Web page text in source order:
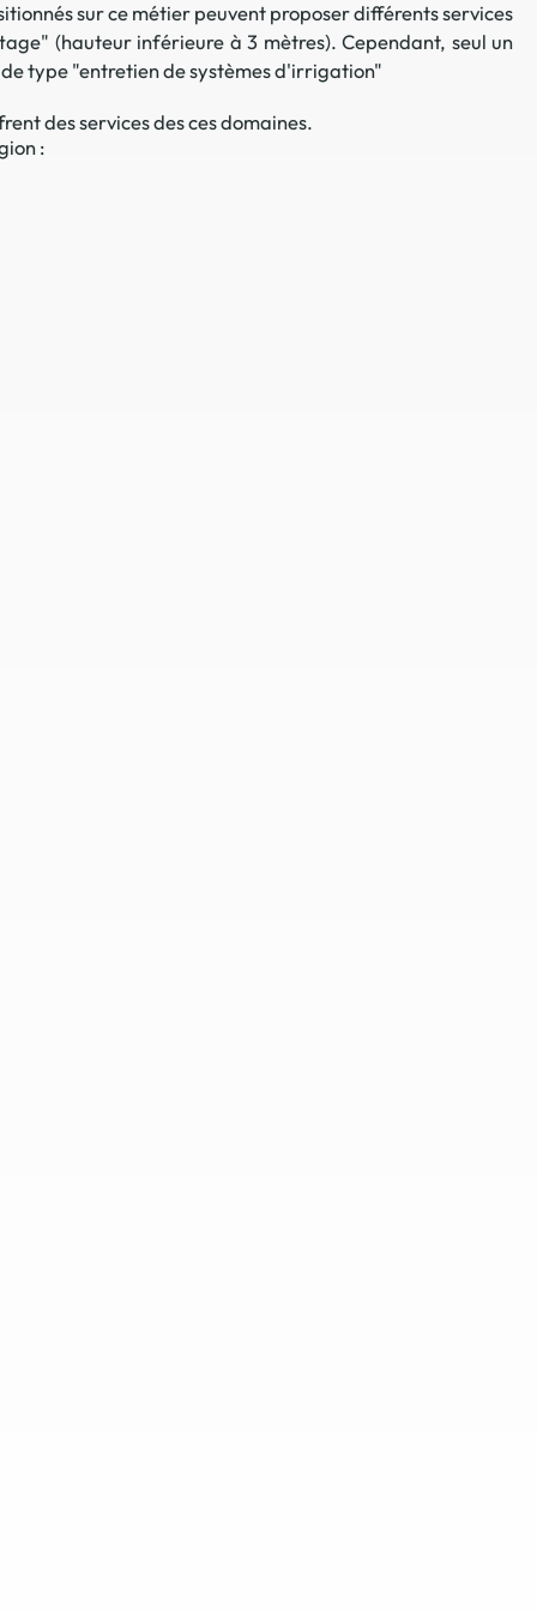
en matière d'achats inclusifs
sur ce métier peuvent proposer différents services
(hauteur inférieure à 3 mètres). Cependant, seul un
type "entretien de systèmes d'irrigation"
des services des ces domaines.
: